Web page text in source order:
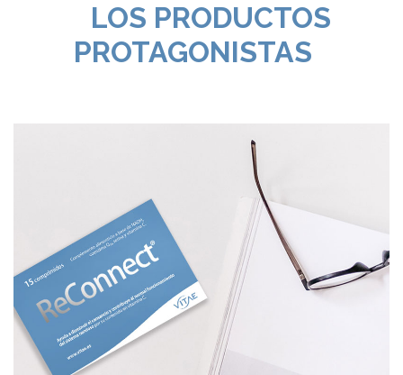
LOS PRODUCTOS
PROTAGONISTAS